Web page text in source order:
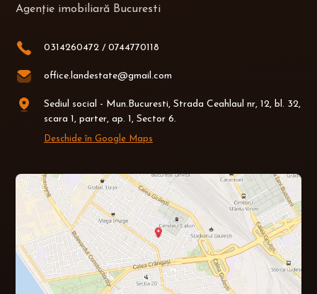
Agenție imobiliară Bucuresti
0314260472 / 0744770118
office.landestate@gmail.com
Sediul social - Mun.Bucuresti, Strada Ceahlaul nr, 12, bl. 32,
scara 1, parter, ap. 1, Sector 6.
Deschide în Google Maps